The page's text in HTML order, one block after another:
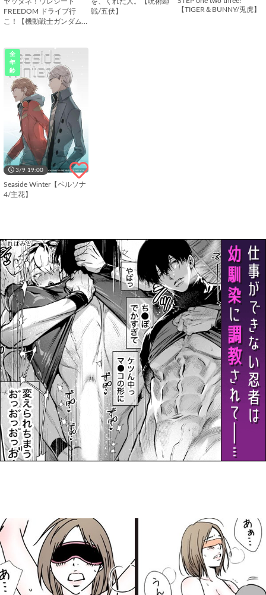
FREEDOM ドライブ行
こ！【機動戦士ガンダム
戦/五伏】
【TIGER＆BUNNY/兎虎】
全
年
齢
Seaside Winter【ペルソナ
4/主花】
3/9 19:00